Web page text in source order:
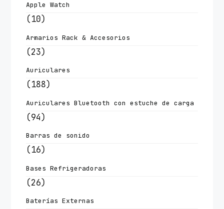
Apple Watch
(10)
Armarios Rack & Accesorios
(23)
Auriculares
(188)
Auriculares Bluetooth con estuche de carga
(94)
Barras de sonido
(16)
Bases Refrigeradoras
(26)
Baterías Externas